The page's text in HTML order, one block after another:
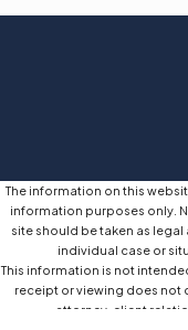
The information on this
information purposes only.
site should be taken as legal
individual case or
This information is not
receipt or viewing does not
attorney-client